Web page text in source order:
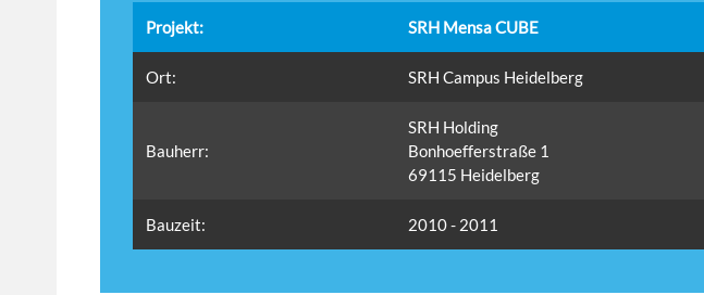
Projekt: SRH Mensa CUBE
Ort: SRH Campus Heidelberg
Bauherr:
SRH Holding
Bonhoefferstraße 1
69115 Heidelberg
Bauzeit: 2010 - 2011